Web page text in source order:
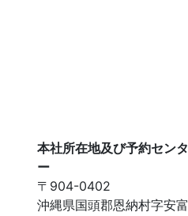
本社所在地及び予約センタ
ー
〒904-0402
沖縄県国頭郡恩納村字安富